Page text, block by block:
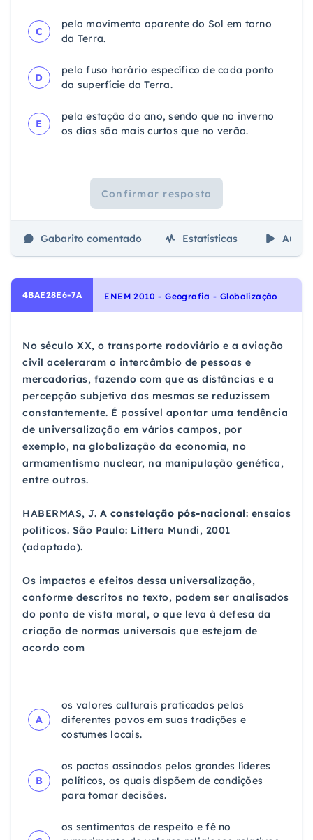
C
pelo movimento aparente do Sol em torno
da Terra.
D
pelo fuso horário específico de cada ponto
da superfície da Terra.
E
pela estação do ano, sendo que no inverno
os dias são mais curtos que no verão.
Confirmar resposta
Gabarito comentado Estatísticas Aulas
4BAE28E6-7A ENEM 2010 - Geografia - Globalização
No século XX, o transporte rodoviário e a aviação
civil aceleraram o intercâmbio de pessoas e
mercadorias, fazendo com que as distâncias e a
percepção subjetiva das mesmas se reduzissem
constantemente. É possível apontar uma tendência
de universalização em vários campos, por
exemplo, na globalização da economia, no
armamentismo nuclear, na manipulação genética,
entre outros.
HABERMAS, J. A constelação pós-nacional: ensaios
políticos. São Paulo: Littera Mundi, 2001
(adaptado).
Os impactos e efeitos dessa universalização,
conforme descritos no texto, podem ser analisados
do ponto de vista moral, o que leva à defesa da
criação de normas universais que estejam de
acordo com
A
os valores culturais praticados pelos
diferentes povos em suas tradições e
costumes locais.
B
os pactos assinados pelos grandes líderes
políticos, os quais dispõem de condições
para tomar decisões.
os sentimentos de respeito e fé no